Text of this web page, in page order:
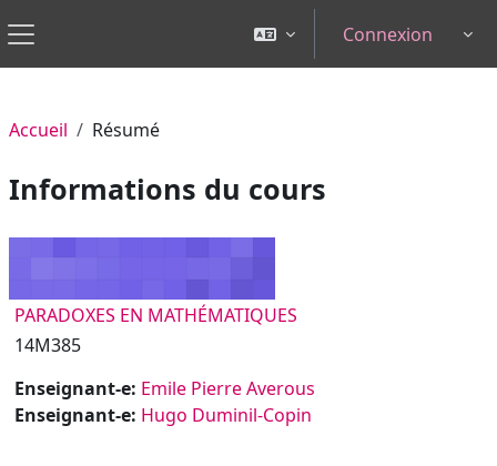
Panneau latéral
Connexion
Accueil Résumé
Informations du cours
PARADOXES EN MATHÉMATIQUES
14M385
Enseignant-e: Emile Pierre Averous
Enseignant-e: Hugo Duminil-Copin